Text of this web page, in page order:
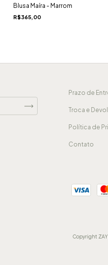
Blusa Maíra - Marrom
R$365,00
Prazo de
Troca e
Política de
Contato
Copyright